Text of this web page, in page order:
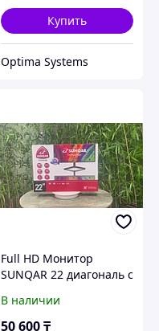
Купить
Optima Systems
Full HD Монитор
SUNQAR 22 диагональ с
динамиками
В наличии
50 600₸